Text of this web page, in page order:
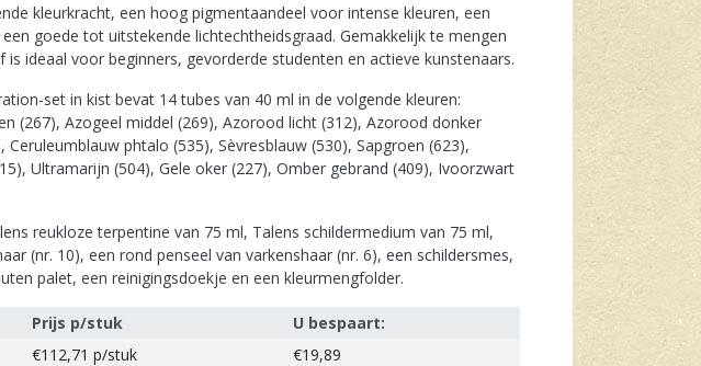
kleurkracht, een hoog pigmentaandeel voor intense kleuren, een
goede tot uitstekende lichtechtheidsgraad. Gemakkelijk te mengen
is ideaal voor beginners, gevorderde studenten en actieve kunstenaars.
set in kist bevat 14 tubes van 40 ml in de volgende kleuren:
(267), Azogeel middel (269), Azorood licht (312), Azorood donker
Ceruleumblauw phtalo (535), Sèvresblauw (530), Sapgroen (623),
Ultramarijn (504), Gele oker (227), Omber gebrand (409), Ivoorzwart
reukloze terpentine van 75 ml, Talens schildermedium van 75 ml,
(nr. 10), een rond penseel van varkenshaar (nr. 6), een schildersmes,
palet, een reinigingsdoekje en een kleurmengfolder.
Prijs p/stuk
U bespaart:
€112,71 p/stuk €19,89